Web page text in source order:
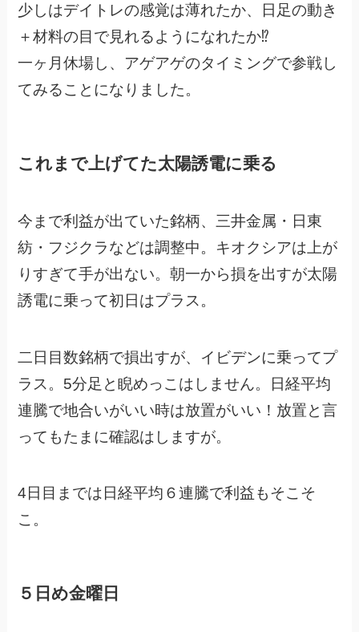
少しはデイトレの感覚は薄れたか、日足の動き
＋材料の目で見れるようになれたか⁉︎
一ヶ月休場し、アゲアゲのタイミングで参戦し
てみることになりました。
これまで上げてた太陽誘電に乗る
今まで利益が出ていた銘柄、三井金属・日東
紡・フジクラなどは調整中。キオクシアは上が
りすぎて手が出ない。朝一から損を出すが太陽
誘電に乗って初日はプラス。
二日目数銘柄で損出すが、イビデンに乗ってプ
ラス。5分足と睨めっこはしません。日経平均
連騰で地合いがいい時は放置がいい！放置と言
ってもたまに確認はしますが。
4日目までは日経平均６連騰で利益もそこそ
こ。
５日め金曜日